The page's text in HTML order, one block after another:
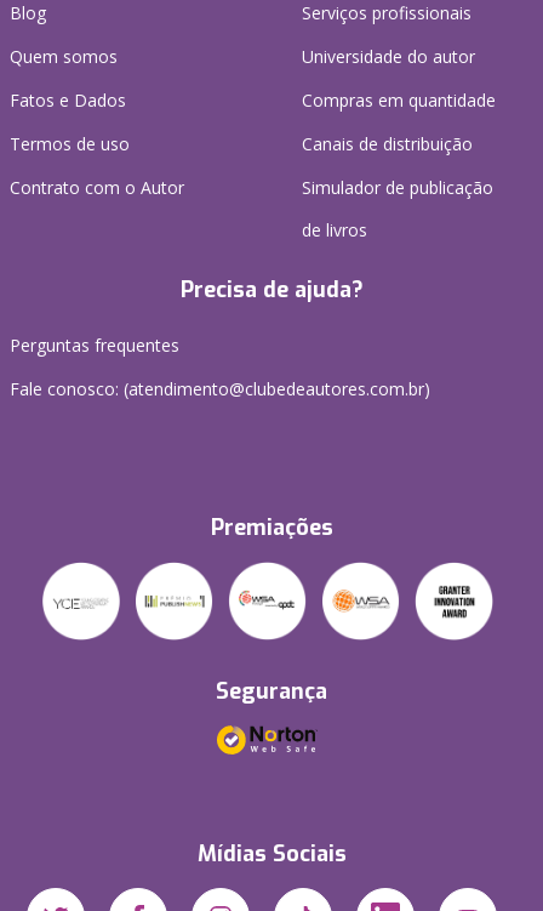
Blog
Quem somos
Fatos e Dados
Termos de uso
Contrato com o Autor
Serviços profissionais
Universidade do autor
Compras em quantidade
Canais de distribuição
Simulador de publicação
de livros
Precisa de ajuda?
Perguntas frequentes
Fale conosco: (atendimento@clubedeautores.com.br)
Premiações
Segurança
Mídias Sociais